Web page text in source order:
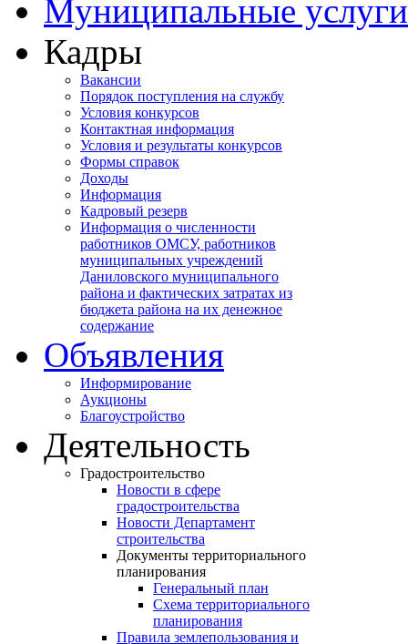
Муниципальные услуги
Кадры
Вакансии
Порядок поступления на службу
Условия конкурсов
Контактная информация
Условия и результаты конкурсов
Формы справок
Доходы
Информация
Кадровый резерв
Информация о численности
работников ОМСУ, работников
муниципальных учреждений
Даниловского муниципального
района и фактических затратах из
бюджета района на их денежное
содержание
Объявления
Информирование
Аукционы
Благоустройство
Деятельность
Градостроительство
Новости в сфере
градостроительства
Новости Департамент
строительства
Документы территориального
планирования
Генеральный план
Схема территориального
планирования
Правила землепользования и